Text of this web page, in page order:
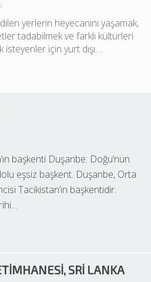
yerlerin heyecanını yaşamak,
tadabilmek ve farklı kültürleri
isteyenler için yurt dışı…
başkenti Duşanbe: Doğu’nun
eşsiz başkent. Duşanbe, Orta
Tacikistan’ın başkentidir.
SRI LANKA